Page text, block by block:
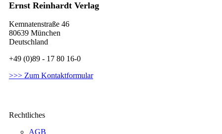
Ernst Reinhardt Verlag
Kemnatenstraße 46
80639 München
Deutschland
+49 (0)89 - 17 80 16-0
>>> Zum Kontaktformular
Rechtliches
AGB